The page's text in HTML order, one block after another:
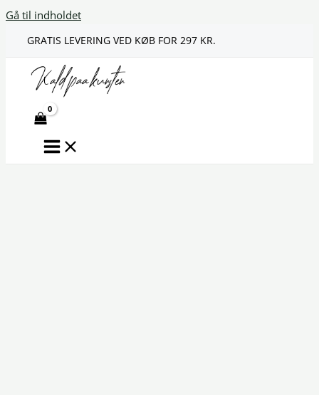
Gå til indholdet
GRATIS LEVERING VED KØB FOR 297 KR.